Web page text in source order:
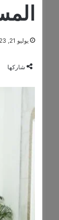
يوليو 21, 2023
شاركها